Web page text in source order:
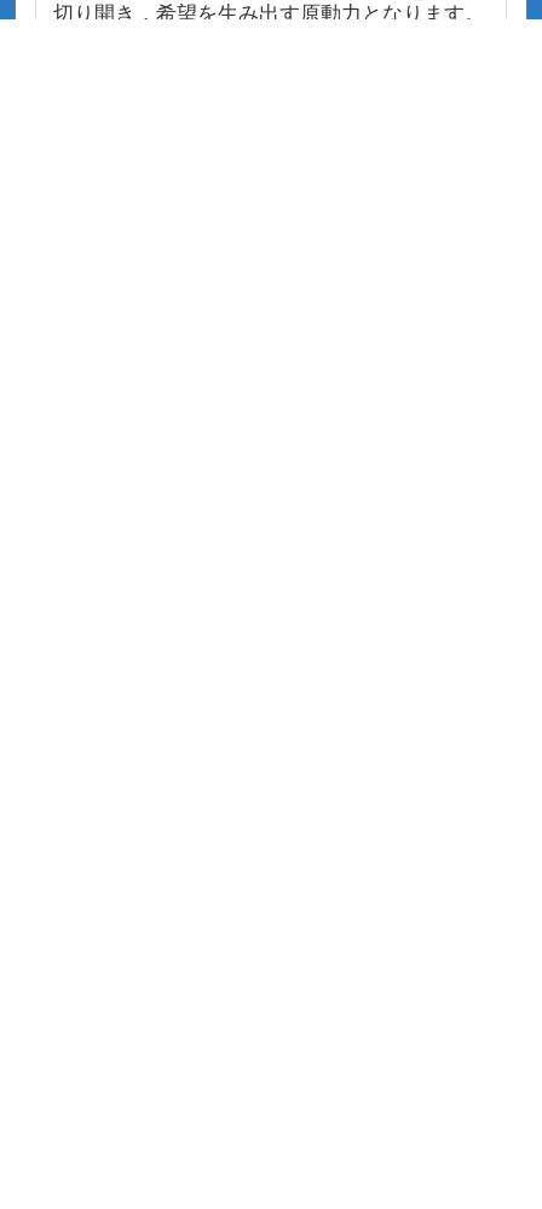
切り開き，希望を生み出す原動力となります。